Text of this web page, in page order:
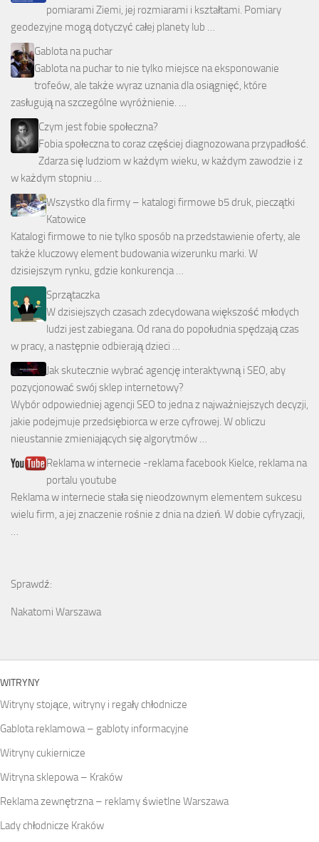
pomiarami Ziemi, jej rozmiarami i kształtami. Pomiary
geodezyjne mogą dotyczyć całej planety lub …
Gablota na puchar
Gablota na puchar to nie tylko miejsce na eksponowanie
trofeów, ale także wyraz uznania dla osiągnięć, które
zasługują na szczególne wyróżnienie. …
Czym jest fobie społeczna?
Fobia społeczna to coraz częściej diagnozowana przypadłość.
Zdarza się ludziom w każdym wieku, w każdym zawodzie i z
w każdym stopniu …
Wszystko dla firmy – katalogi firmowe b5 druk, pieczątki
Katowice
Katalogi firmowe to nie tylko sposób na przedstawienie oferty, ale
także kluczowy element budowania wizerunku marki. W
dzisiejszym rynku, gdzie konkurencja …
Sprzątaczka
W dzisiejszych czasach zdecydowana większość młodych
ludzi jest zabiegana. Od rana do popołudnia spędzają czas
w pracy, a następnie odbierają dzieci …
Jak skutecznie wybrać agencję interaktywną i SEO, aby
pozycjonować swój sklep internetowy?
Wybór odpowiedniej agencji SEO to jedna z najważniejszych decyzji,
jakie podejmuje przedsiębiorca w erze cyfrowej. W obliczu
nieustannie zmieniających się algorytmów …
Reklama w internecie -reklama facebook Kielce, reklama na
portalu youtube
Reklama w internecie stała się nieodzownym elementem sukcesu
wielu firm, a jej znaczenie rośnie z dnia na dzień. W dobie cyfryzacji,
…
Sprawdź:
Nakatomi Warszawa
WITRYNY
Witryny stojące, witryny i regały chłodnicze
Gablota reklamowa – gabloty informacyjne
Witryny cukiernicze
Witryna sklepowa – Kraków
Reklama zewnętrzna – reklamy świetlne Warszawa
Lady chłodnicze Kraków